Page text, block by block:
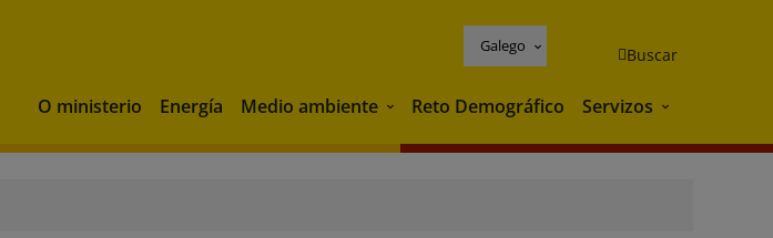
Galego Buscar
O ministerio Energía Medio ambiente Medio ambiente
Reto Demográfico Servizos Servizos